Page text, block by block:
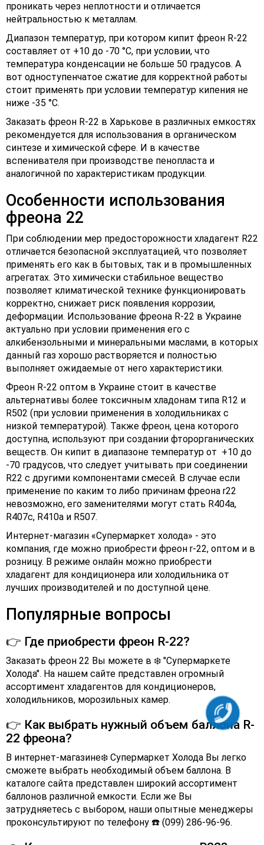
проникать через неплотности и отличается
нейтральностью к металлам.
Диапазон температур, при котором кипит фреон R-22
составляет от +10 до -70 °С, при условии, что
температура конденсации не больше 50 градусов. А
вот одноступенчатое сжатие для корректной работы
стоит применять при условии температур кипения не
ниже -35 °С.
Заказать фреон R-22 в Харькове в различных емкостях
рекомендуется для использования в органическом
синтезе и химической сфере. И в качестве
вспенивателя при производстве пенопласта и
аналогичной по характеристикам продукции.
Особенности использования
фреона 22
При соблюдении мер предосторожности хладагент R22
отличается безопасной эксплуатацией, что позволяет
применять его как в бытовых, так и в промышленных
агрегатах. Это химически стабильное вещество
позволяет климатической технике функционировать
корректно, снижает риск появления коррозии,
деформации. Использование фреона R-22 в Украине
актуально при условии применения его с
алкибензольными и минеральными маслами, в которых
данный газ хорошо растворяется и полностью
выполняет ожидаемые от него характеристики.
Фреон R-22 оптом в Украине стоит в качестве
альтернативы более токсичным хладонам типа R12 и
R502 (при условии применения в холодильниках с
низкой температурой). Также фреон, цена которого
доступна, используют при создании фторорганических
веществ. Он кипит в диапазоне температур от +10 до
-70 градусов, что следует учитывать при соединении
R22 с другими компонентами смесей. В случае если
применение по каким то либо причинам фреона r22
невозможно, его заменителями могут стать R404а,
R407с, R410а и R507.
Интернет-магазин «Супермаркет холода» - это
компания, где можно приобрести фреон r-22, оптом и в
розницу. В режиме онлайн можно приобрести
хладагент для кондиционера или холодильника от
лучших производителей и по доступной цене.
Популярные вопросы
👉 Где приобрести фреон R-22?
Заказать фреон 22 Вы можете в ❄️ "Супермаркете
Холода". На нашем сайте представлен огромный
ассортимент хладагентов для кондиционеров,
холодильников, морозильных камер.
👉 Как выбрать нужный объем баллона R-
22 фреона?
В интернет-магазине❄️ Супермаркет Холода Вы легко
сможете выбрать необходимый объем баллона. В
каталоге сайта представлен широкий ассортимент
баллонов различной емкости. Если же Вы
затрудняетесь с выбором, наши опытные менеджеры
проконсультируют по телефону ☎️ (099) 286-96-96.